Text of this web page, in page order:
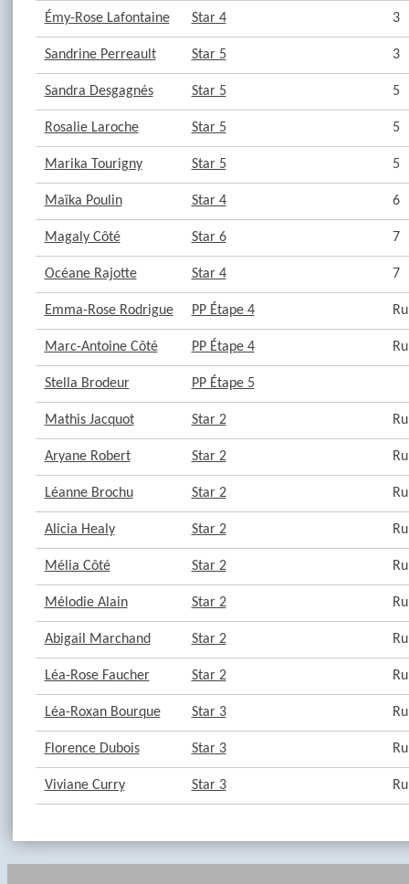
Émy-Rose Lafontaine Star 4 3
Sandrine Perreault Star 5 3
Sandra Desgagnés Star 5 5
Rosalie Laroche Star 5 5
Marika Tourigny Star 5 5
Maïka Poulin Star 4 6
Magaly Côté Star 6 7
Océane Rajotte Star 4 7
Emma-Rose Rodrigue PP Étape 4
Marc-Antoine Côté PP Étape 4
Stella Brodeur PP Étape 5
Mathis Jacquot Star 2
Aryane Robert Star 2
Léanne Brochu Star 2
Alicia Healy Star 2
Mélia Côté Star 2
Mélodie Alain Star 2
Abigail Marchand Star 2
Léa-Rose Faucher Star 2
Léa-Roxan Bourque Star 3
Florence Dubois Star 3
Viviane Curry Star 3